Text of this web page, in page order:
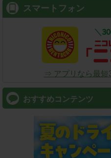
スマートフォン
⇒ アプリなら最短
おすすめコンテンツ